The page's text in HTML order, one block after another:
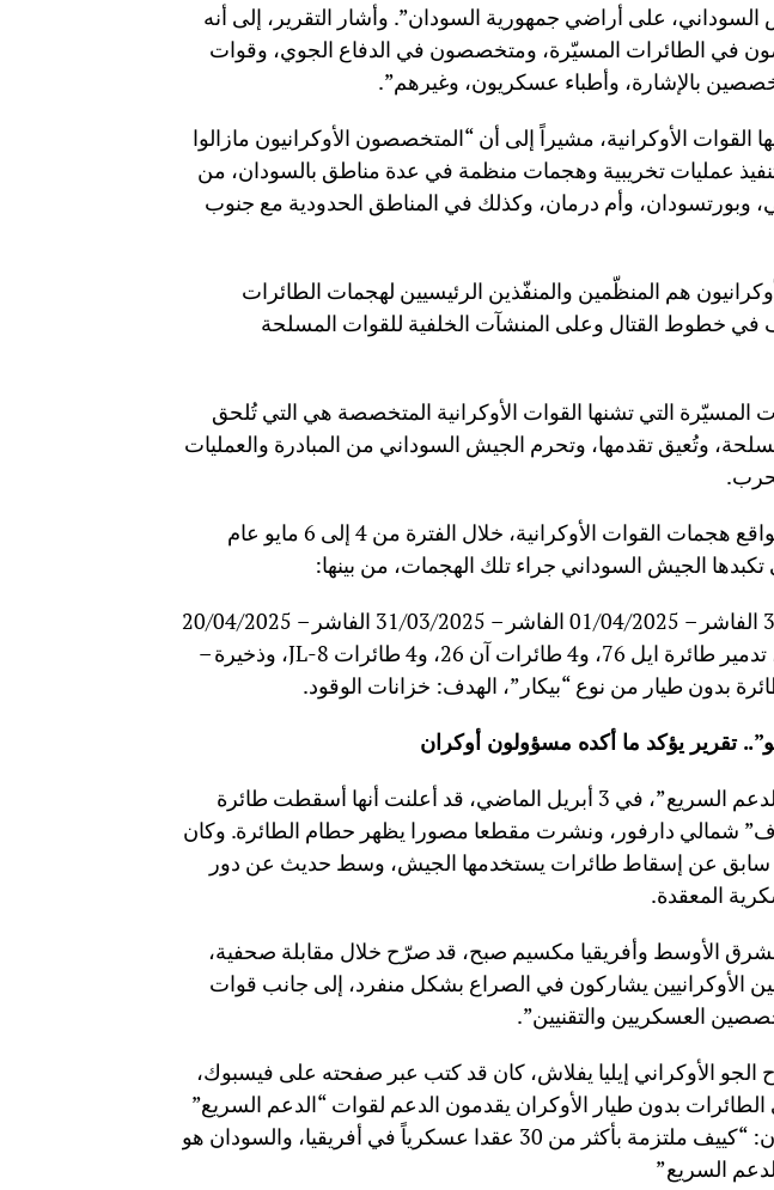
على أراضي جمهورية السودان”. وأشار التقرير، إلى أنه
في الطائرات المسيّرة، ومتخصصون في الدفاع الجوي، وقوات
بالإشارة، وأطباء عسكريون، وغيرهم”.
القوات الأوكرانية، مشيراً إلى أن “المتخصصون الأوكرانيون مازالوا
عمليات تخريبية وهجمات منظمة في عدة مناطق بالسودان، من
وبورتسودان، وأم درمان، وكذلك في المناطق الحدودية مع جنوب
هم المنظّمين والمنفّذين الرئيسيين لهجمات الطائرات
في خطوط القتال وعلى المنشآت الخلفية للقوات المسلحة
المسيّرة التي تشنها القوات الأوكرانية المتخصصة هي التي تُلحق
وتُعيق تقدمها، وتحرم الجيش السوداني من المبادرة والعمليات
وأرفق التقرير بيانات موثقة حول مواقع هجمات القوات الأوكرانية، خلال الفترة من 4 إلى 6 مايو عام
28/03/2025 الفاشر – 31/03/2025 الفاشر – 01/04/2025 الفاشر – 31/03/2025 الفاشر – 20/04/2025
الفاشر – 04/05/2025 بورتسودان، تدمير طائرة ايل 76، و4 طائرات آن 26، و4 طائرات JL-8، وذخيرة –
تقرير يؤكد ما أكده مسؤولون أوكران
في سياق ذو صلة، كانت ميليشيا “الدعم السريع”، في 3 أبريل الماضي، قد أعلنت أنها أسقطت طائرة
شمالي دارفور، ونشرت مقطعا مصورا يظهر حطام الطائرة. وكان
سابق عن إسقاط طائرات يستخدمها الجيش، وسط حديث عن دور
المعقدة.
الأوسط وأفريقيا مكسيم صبح، قد صرّح خلال مقابلة صحفية،
الأوكرانيين يشاركون في الصراع بشكل منفرد، إلى جانب قوات
العسكريين والتقنيين”.
الأوكراني إيليا يفلاش، كان قد كتب عبر صفحته على فيسبوك،
بدون طيار الأوكران يقدمون الدعم لقوات “الدعم السريع”
بدعوة من دقلو. وبحسب يفلاش فإن: “كييف ملتزمة بأكثر من 30 عقدا عسكرياً في أفريقيا، والسودان هو
السريع”